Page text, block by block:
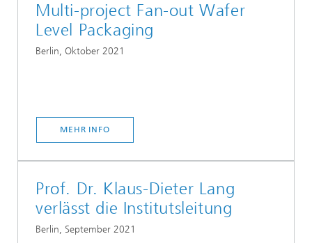
Multi-project Fan-out Wafer
Level Packaging
Berlin, Oktober 2021
MEHR INFO
Prof. Dr. Klaus-Dieter Lang
verlässt die Institutsleitung
Berlin, September 2021